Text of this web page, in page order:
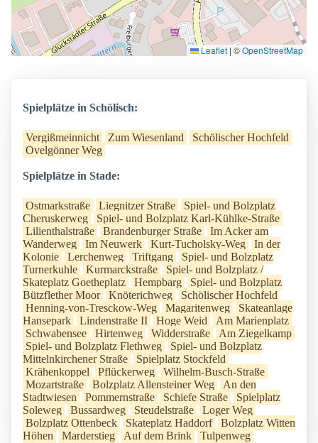
Leaflet | ©OpenStreetMap
Spielplätze in Schölisch:
Vergißmeinnicht Zum Wiesenland
Schölischer Hochfeld
Ovelgönner Weg
Spielplätze in Stade:
Ostmarkstraße Liegnitzer Straße
Spiel- und Bolzplatz
Cheruskerweg
Spiel- und Bolzplatz Karl-Kühlke-Straße
Lilienthalstraße
Brandenburger Straße
Im Acker am
Wanderweg
Im Neuwerk Kurt-Tucholsky-Weg
In der
Kolonie
Lerchenweg Triftgang
Spiel- und Bolzplatz
Turnerkuhle
Kurmarckstraße
Spiel- und Bolzplatz /
Skateplatz Goetheplatz
Hempbarg
Spiel- und Bolzplatz
Bützflether Moor
Knöterichweg
Schölischer Hochfeld
Henning-von-Tresckow-Weg
Magaritenweg
Skateanlage
Hansepark
Lindenstraße II Hoge Weid
Am Marienplatz
Schwabensee
Hirtenweg Widderstraße
Am Ziegelkamp
Spiel- und Bolzplatz Flethweg
Spiel- und Bolzplatz
Mittelnkirchener Straße
Spielplatz Stockfeld
Krähenkoppel
Pflückerweg
Wilhelm-Busch-Straße
Mozartstraße
Bolzplatz Allensteiner Weg
An den
Stadtwiesen
Pommernstraße Schiefe Straße
Spielplatz
Soleweg
Bussardweg Steudelstraße
Loger Weg
Bolzplatz Ottenbeck
Skateplatz Haddorf
Bolzplatz Witten
Höhen
Marderstieg Auf dem Brink Tulpenweg